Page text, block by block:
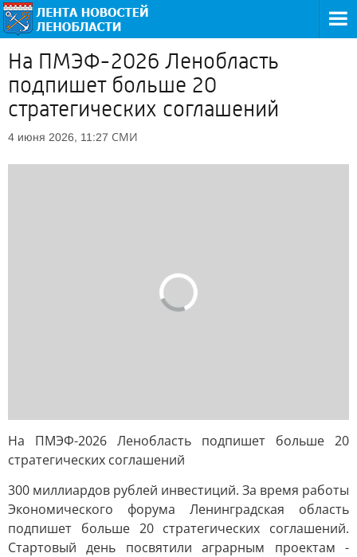
На ПМЭФ-2026 Ленобласть
подпишет больше 20
стратегических соглашений
4 июня 2026, 11:27 СМИ
На ПМЭФ-2026 Ленобласть подпишет больше 20
стратегических соглашений
300 миллиардов рублей инвестиций. За время работы
Экономического форума Ленинградская область
подпишет больше 20 стратегических соглашений.
Стартовый день посвятили аграрным проектам -